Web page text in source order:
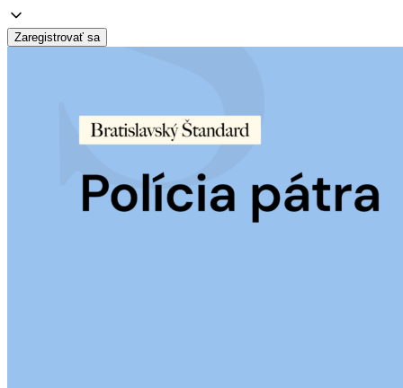
Zaregistrovať sa